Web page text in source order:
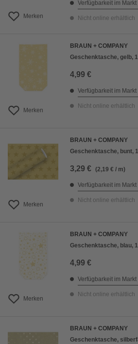
Merken
Verfügbarkeit im Markt
Nicht online erhältlich
Merken
BRAUN + COMPANY
Geschenktasche, gelb,
4,99 €
Verfügbarkeit im Markt
Nicht online erhältlich
Merken
BRAUN + COMPANY
Geschenktasche, bunt,
3,29 € (2,19 € / m)
Verfügbarkeit im Markt
Nicht online erhältlich
Merken
BRAUN + COMPANY
Geschenktasche, blau,
4,99 €
Verfügbarkeit im Markt
Nicht online erhältlich
BRAUN + COMPANY
Geschenktasche,